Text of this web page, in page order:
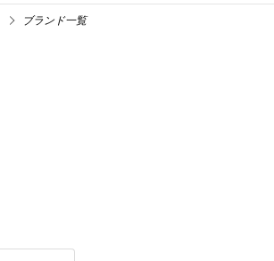
ブランド一覧